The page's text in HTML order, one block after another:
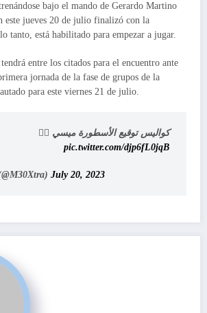
bajo el mando de Gerardo Martino
este jueves 20 de julio finalizó con la
tanto, está habilitado para empezar a jugar.
entre los citados para el encuentro ante
jornada de la fase de grupos de la
para este viernes 21 de julio.
كواليس توقيع الأسطورة ميسي ✍🏻
pic.twitter.com/djp6fL0jqB
July 20, 2023